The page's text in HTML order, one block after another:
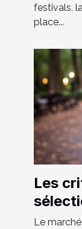
festivals,
place...
Les
VTC
Le